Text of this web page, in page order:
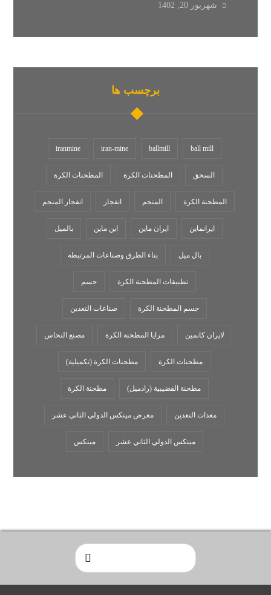
شهریور 20, 1402
برچسب ها
ball mill
ballmill
iran-mine
iranmine
السحق المطحنات الكرة المطحنات الکرة
المطحنة الكرة المنجم انفجار انفجار المنجم
ایرانماین ایران ماین این ماین بالميل
بال میل بناء الطرق وصناعات المرتبطه
تطبيقات المطحنة الكرة جسم
جسم المطحنة الكرة صناعات التعدين
لايران كانمين مزایا المطحنة الکرة مصنع النحاس
مطحنات الكرة مطحنات الكرة (تكميلية)
مطحنة القضيبية (رادميل) مطحنة الكرة
معدات التعدين معرض مينكس الدولي الثاني عشر
مينكس الدولي الثاني عشر مینکس